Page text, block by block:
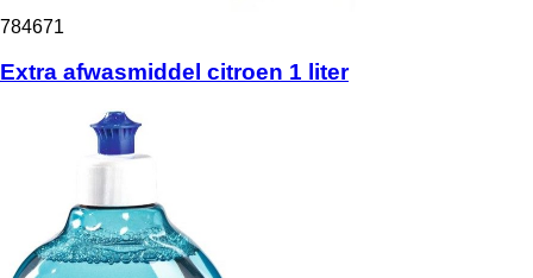
784671
Extra afwasmiddel citroen 1 liter